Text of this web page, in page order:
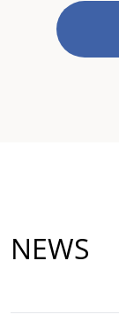
NEWS